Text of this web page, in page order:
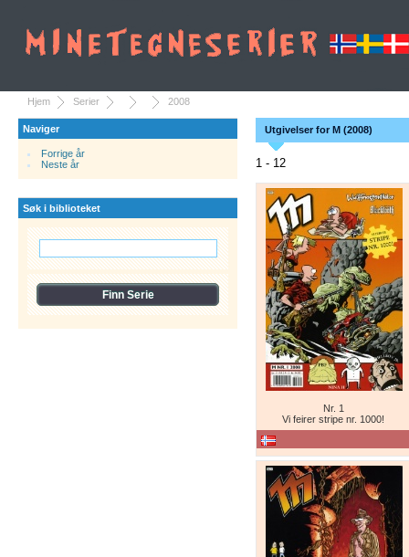
Hjem Serier 2008
Naviger
Forrige år
Neste år
Søk i biblioteket
Utgivelser for M (2008)
1 - 12
Nr. 1
Vi feirer stripe nr. 1000!